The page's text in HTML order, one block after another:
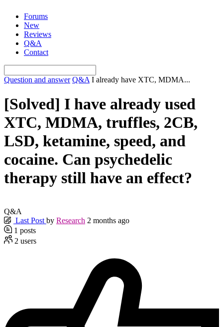
content
Forums
New
Reviews
Q&A
Contact
Question and answer Q&A I already have XTC, MDMA...
[Solved] I have already used
XTC, MDMA, truffles, 2CB,
LSD, ketamine, speed, and
cocaine. Can psychedelic
therapy still have an effect?
Q&A
Last Post by Research 2 months ago
1 posts
2 users